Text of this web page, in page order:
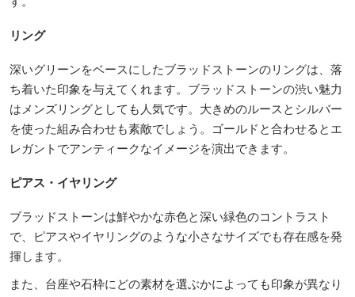
リング
深いグリーンをベースにしたブラッドストーンのリングは、落
ち着いた印象を与えてくれます。ブラッドストーンの渋い魅力
はメンズリングとしても人気です。大きめのルースとシルバー
を使った組み合わせも素敵でしょう。ゴールドと合わせるとエ
レガントでアンティークなイメージを演出できます。
ピアス・イヤリング
ブラッドストーンは鮮やかな赤色と深い緑色のコントラスト
で、ピアスやイヤリングのような小さなサイズでも存在感を発
揮します。
また、台座や石枠にどの素材を選ぶかによっても印象が異なり